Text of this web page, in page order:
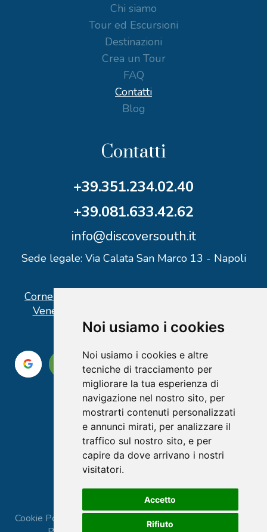
Noi usiamo i cookies
Noi usiamo i cookies e altre
tecniche di tracciamento per
migliorare la tua esperienza di
navigazione nel nostro sito, per
mostrarti contenuti personalizzati
e annunci mirati, per analizzare il
traffico sul nostro sito, e per
capire da dove arrivano i nostri
visitatori.
Accetto
Rifiuto
Chi siamo
Tour ed Escursioni
Destinazioni
Crea un Tour
FAQ
Contatti
Blog
Contatti
+39.351.234.02.40
+39.081.633.42.62
info@discoversouth.it
Sede legale: Via Calata San Marco 13 - Napoli
Corner operativo: I Point Ercolano, via Vittorio
Veneto n° 18 - Piazzale Stazione Ercolano
Cookie Policy | Termini e Condizioni